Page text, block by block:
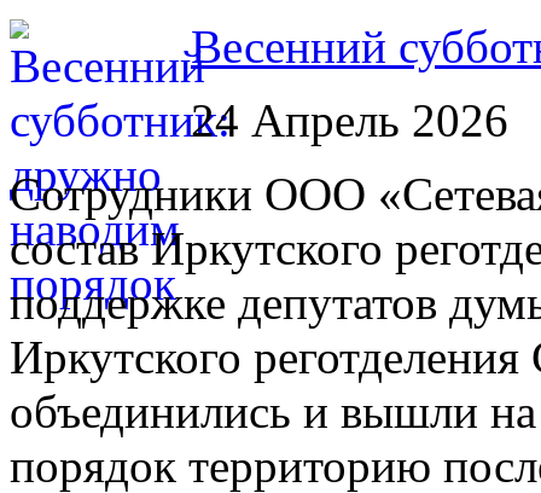
Весенний
24 Апрель 2026
Сотрудники ООО
состав Иркутского
поддержке депутатов
Иркутского
объединились и вышли
порядок территорию